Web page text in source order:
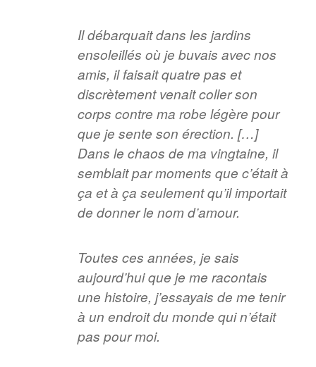
Il débarquait dans les jardins
ensoleillés où je buvais avec nos
amis, il faisait quatre pas et
discrètement venait coller son
corps contre ma robe légère pour
que je sente son érection. […]
Dans le chaos de ma vingtaine, il
semblait par moments que c’était à
ça et à ça seulement qu’il importait
de donner le nom d’amour.
Toutes ces années, je sais
aujourd’hui que je me racontais
une histoire, j’essayais de me tenir
à un endroit du monde qui n’était
pas pour moi.